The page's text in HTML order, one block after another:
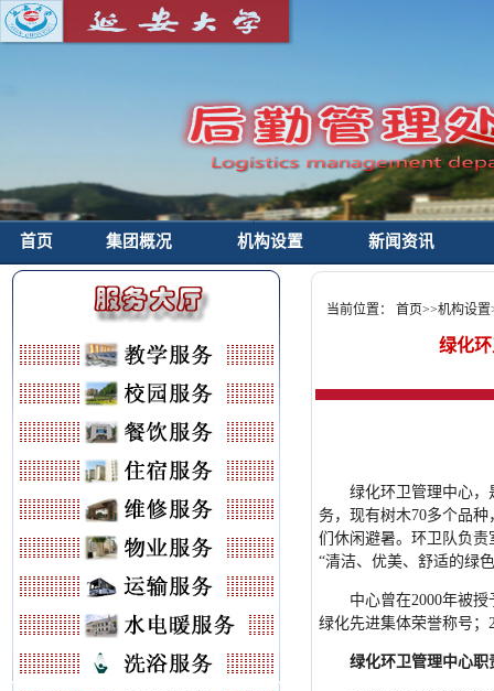
首页 集团概况 机构设置 新闻资讯
当前位置： 首页>>机构设置
绿化
绿化环卫管理中心，
务，现有树木70多个品
们休闲避暑。环卫队负责
“清洁、优美、舒适的绿
中心曾在2000年被
绿化先进集体荣誉称号；
绿化环卫管理中心职